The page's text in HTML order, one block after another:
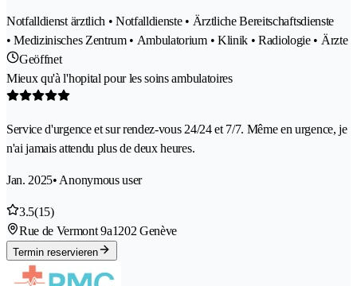
Notfalldienst ärztlich • Notfalldienste • Ärztliche Bereitschaftsdienste
• Medizinisches Zentrum • Ambulatorium • Klinik • Radiologie • Ärzte
Geöffnet
Mieux qu'à l'hopital pour les soins ambulatoires
Service d'urgence et sur rendez-vous 24/24 et 7/7. Même en urgence, je
n'ai jamais attendu plus de deux heures.
Jan. 2025• Anonymous user
3.5(15)
Rue de Vermont 9a1202 Genève
Termin reservieren